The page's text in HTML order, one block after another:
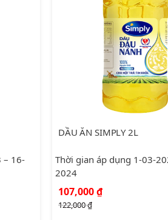
– 16-
DẦU ĂN SIMPLY 2L
Thời gian áp dụng 1-03-
2024
122,000₫
Giá
gốc
là:
107,000₫Giá